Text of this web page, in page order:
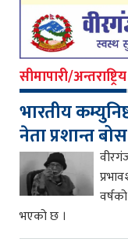
सीमापारी/अन्तराष्ट्रिय
भारतीय
नेता प्रशान्त
भएको छ ।